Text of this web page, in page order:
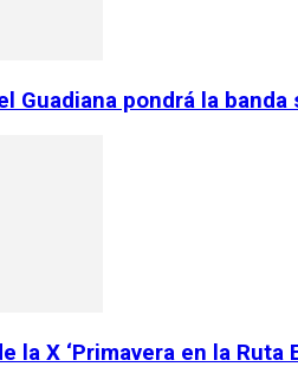
Guadiana pondrá la
la X ‘Primavera en la Ruta